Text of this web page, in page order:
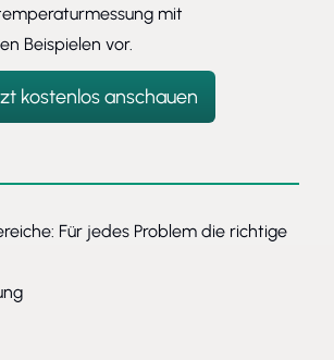
mit
Beispielen vor.
kostenlos anschauen
Für jedes Problem die richtige